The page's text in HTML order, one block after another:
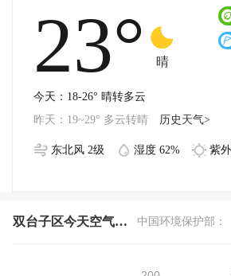
23° 晴
今天：18-26° 晴转多云
昨天：19~29° 多云转晴
历史天气>
东北风 2级 湿度 62% 紫
双台子区今天空气质量 中国环境保护部：